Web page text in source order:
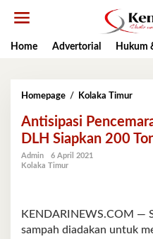
Home
Advertorial Hukum
Homepage / Kolaka Timur
di
Antisipasi
DLH Siapkan 200
Admin
6 April 2021
Kolaka Timur
KENDARINEWS.COM —
sampah diadakan untuk